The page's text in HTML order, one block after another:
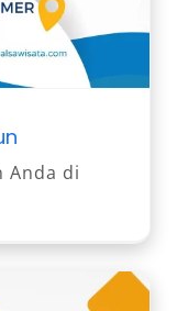
Anda di